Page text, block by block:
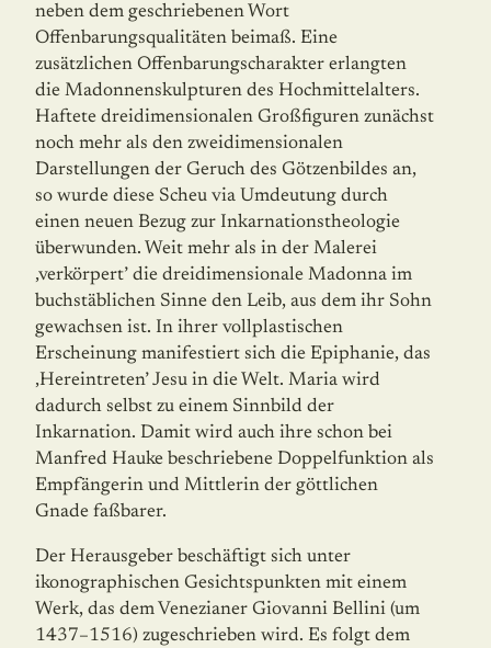
neben dem geschriebenen Wort
Offenbarungsqualitäten beimaß. Eine
zusätzlichen Offenbarungscharakter erlangten
die Madonnenskulpturen des Hochmittelalters.
Haftete dreidimensionalen Großfiguren zunächst
noch mehr als den zweidimensionalen
Darstellungen der Geruch des Götzenbildes an,
so wurde diese Scheu via Umdeutung durch
einen neuen Bezug zur Inkarnationstheologie
überwunden. Weit mehr als in der Malerei
‚verkörpert’ die dreidimensionale Madonna im
buchstäblichen Sinne den Leib, aus dem ihr Sohn
gewachsen ist. In ihrer vollplastischen
Erscheinung manifestiert sich die Epiphanie, das
‚Hereintreten’ Jesu in die Welt. Maria wird
dadurch selbst zu einem Sinnbild der
Inkarnation. Damit wird auch ihre schon bei
Manfred Hauke beschriebene Doppelfunktion als
Empfängerin und Mittlerin der göttlichen
Gnade faßbarer.
Der Herausgeber beschäftigt sich unter
ikonographischen Gesichtspunkten mit einem
Werk, das dem Venezianer Giovanni Bellini (um
1437–1516) zugeschrieben wird. Es folgt dem